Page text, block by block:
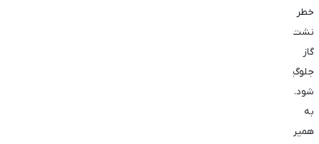
خطر
نشت
گاز
جلوگیری
شود.
به
همین